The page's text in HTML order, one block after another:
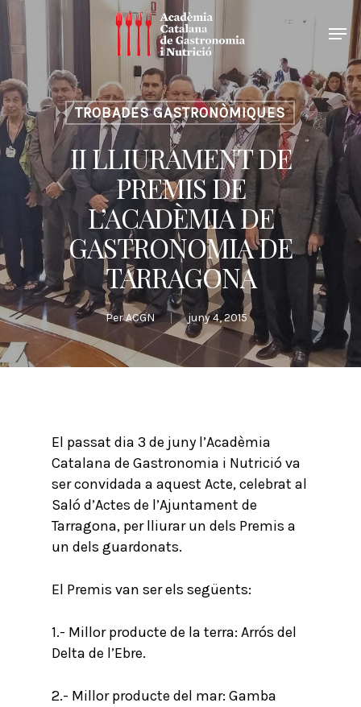
TROBADES GASTRONÒMIQUES
II LLIURAMENT DE
PREMIS DE
L’ACADÈMIA DE
GASTRONOMIA DE
TARRAGONA
PerACGN juny 4, 2015
El passat dia 3 de juny l’Acadèmia
Catalana de Gastronomia i Nutrició va
ser convidada a aquest Acte, celebrat al
Saló d’Actes de l’Ajuntament de
Tarragona, per lliurar un dels Premis a
un dels guardonats.
El Premis van ser els següents:
1.- Millor producte de la terra: Arrós del
Delta de l’Ebre.
2.- Millor producte del mar: Gamba